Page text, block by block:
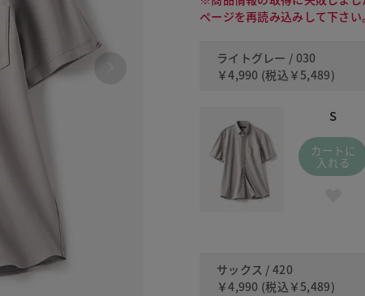
ページを再読み込みして下さい。
ライトグレー / 030
￥4,990 (税込 ￥5,489)
S
カートに
入れる
サックス / 420
￥4,990 (税込 ￥5,489)